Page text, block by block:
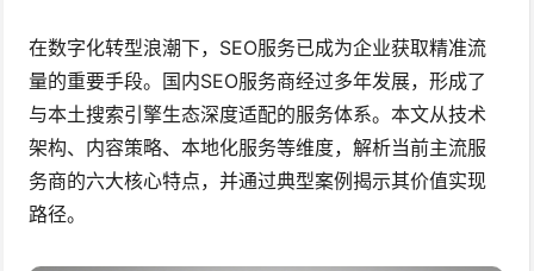
在数字化转型浪潮下，SEO服务已成为企业获取精准流
量的重要手段。国内SEO服务商经过多年发展，形成了
与本土搜索引擎生态深度适配的服务体系。本文从技术
架构、内容策略、本地化服务等维度，解析当前主流服
务商的六大核心特点，并通过典型案例揭示其价值实现
路径。